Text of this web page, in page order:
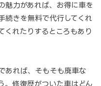
魅力があれば、お得に車を
続きを無料で代行してくれ
くれたりするところもあり
あれば、そもそも廃車な
。修復歴がついた車はどん